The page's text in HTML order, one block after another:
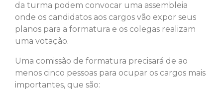
da turma podem convocar uma assembleia
onde os candidatos aos cargos vão expor seus
planos para a formatura e os colegas realizam
uma votação.
Uma comissão de formatura precisará de ao
menos cinco pessoas para ocupar os cargos mais
importantes, que são: